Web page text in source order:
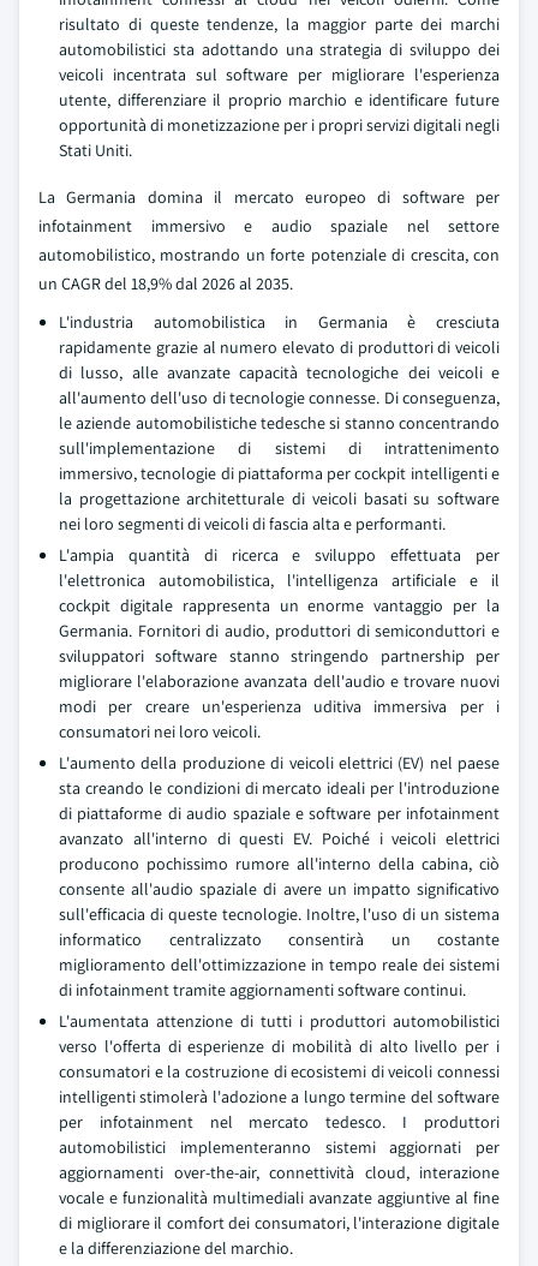
risultato di queste tendenze, la maggior parte dei marchi
automobilistici sta adottando una strategia di sviluppo dei
veicoli incentrata sul software per migliorare l'esperienza
utente, differenziare il proprio marchio e identificare future
opportunità di monetizzazione per i propri servizi digitali negli
Stati Uniti.
La Germania domina il mercato europeo di software per
infotainment immersivo e audio spaziale nel settore
automobilistico, mostrando un forte potenziale di crescita, con
un CAGR del 18,9% dal 2026 al 2035.
L'industria automobilistica in Germania è cresciuta
rapidamente grazie al numero elevato di produttori di veicoli
di lusso, alle avanzate capacità tecnologiche dei veicoli e
all'aumento dell'uso di tecnologie connesse. Di conseguenza,
le aziende automobilistiche tedesche si stanno concentrando
sull'implementazione di sistemi di intrattenimento
immersivo, tecnologie di piattaforma per cockpit intelligenti e
la progettazione architetturale di veicoli basati su software
nei loro segmenti di veicoli di fascia alta e performanti.
L'ampia quantità di ricerca e sviluppo effettuata per
l'elettronica automobilistica, l'intelligenza artificiale e il
cockpit digitale rappresenta un enorme vantaggio per la
Germania. Fornitori di audio, produttori di semiconduttori e
sviluppatori software stanno stringendo partnership per
migliorare l'elaborazione avanzata dell'audio e trovare nuovi
modi per creare un'esperienza uditiva immersiva per i
consumatori nei loro veicoli.
L'aumento della produzione di veicoli elettrici (EV) nel paese
sta creando le condizioni di mercato ideali per l'introduzione
di piattaforme di audio spaziale e software per infotainment
avanzato all'interno di questi EV. Poiché i veicoli elettrici
producono pochissimo rumore all'interno della cabina, ciò
consente all'audio spaziale di avere un impatto significativo
sull'efficacia di queste tecnologie. Inoltre, l'uso di un sistema
informatico centralizzato consentirà un costante
miglioramento dell'ottimizzazione in tempo reale dei sistemi
di infotainment tramite aggiornamenti software continui.
L'aumentata attenzione di tutti i produttori automobilistici
verso l'offerta di esperienze di mobilità di alto livello per i
consumatori e la costruzione di ecosistemi di veicoli connessi
intelligenti stimolerà l'adozione a lungo termine del software
per infotainment nel mercato tedesco. I produttori
automobilistici implementeranno sistemi aggiornati per
aggiornamenti over-the-air, connettività cloud, interazione
vocale e funzionalità multimediali avanzate aggiuntive al fine
di migliorare il comfort dei consumatori, l'interazione digitale
e la differenziazione del marchio.